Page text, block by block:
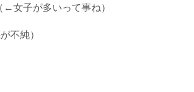
女子が多いって事ね）
不純）